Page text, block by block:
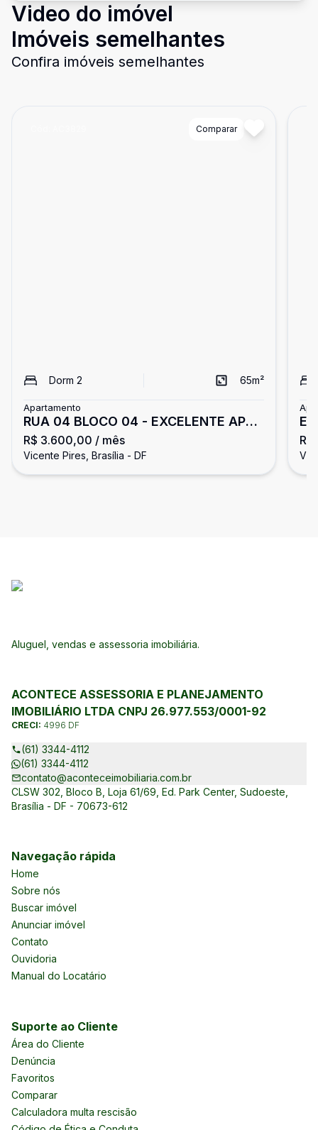
Video do imóvel
Imóveis semelhantes
Confira imóveis semelhantes
Comparar
Dorm 2 65m²
Apartamento
RUA 04 BLOCO 04 - EXCELENTE APTO
2 QTOS, SENDO 1 SUÍTE MOBILIADO -
RES. MONTE CARLO
R$ 3.600,00 / mês
Vicente Pires, Brasília - DF
Aluguel, vendas e assessoria imobiliária.
ACONTECE ASSESSORIA E PLANEJAMENTO
IMOBILIÁRIO LTDA CNPJ 26.977.553/0001-92
CRECI: 4996 DF
(61) 3344-4112
(61) 3344-4112
contato@aconteceimobiliaria.com.br
CLSW 302, Bloco B, Loja 61/69, Ed. Park Center, Sudoeste,
Brasília - DF - 70673-612
Navegação rápida
Home
Sobre nós
Buscar imóvel
Anunciar imóvel
Contato
Ouvidoria
Manual do Locatário
Suporte ao Cliente
Área do Cliente
Denúncia
Favoritos
Comparar
Calculadora multa rescisão